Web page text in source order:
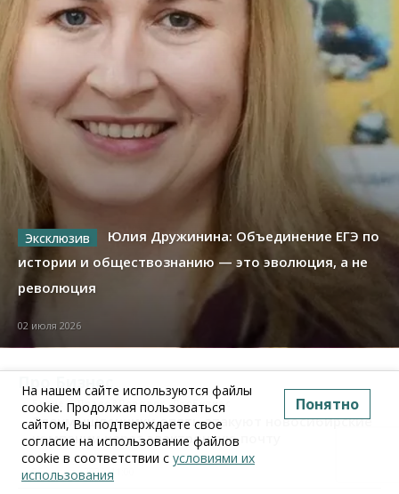
Юлия Дружинина: Объединение ЕГЭ по
истории и обществознанию — это эволюция, а не
революция
02 июля 2026
Про Бизнес
Бизнес Право&Порядок ПроБизнес
Злоумышленники опять атакуют новосибирские
компании через электронную почту
06 августа 2026, 11:00
На нашем сайте используются файлы
cookie. Продолжая пользоваться
сайтом, Вы подтверждаете свое
согласие на использование файлов
cookie в соответствии с условиями их
использования
Понятно